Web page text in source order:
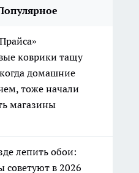
коврики тащу
домашние
тоже начали
магазины
лепить обои:
советуют в 2026